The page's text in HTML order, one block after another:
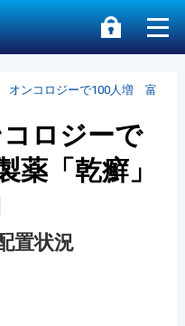
オンコロジーで100人増 富
ロジーで
「乾癬」
置状況